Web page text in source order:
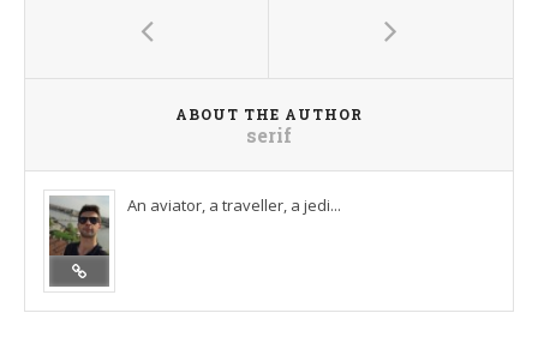
ABOUT THE AUTHOR
serif
An aviator, a traveller, a jedi...